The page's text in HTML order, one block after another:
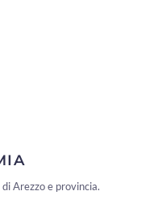
Arezzo e provincia.